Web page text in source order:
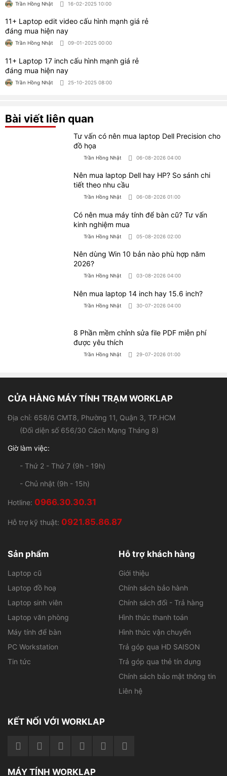
Trần Hồng Nhật 16-02-2025 10:00
11+ Laptop edit video cấu hình mạnh giá rẻ
đáng mua hiện nay
Trần Hồng Nhật 09-01-2025 00:00
11+ Laptop 17 inch cấu hình mạnh giá rẻ
đáng mua hiện nay
Trần Hồng Nhật 25-10-2025 08:00
Bài viết liên quan
Tư vấn có nên mua laptop Dell Precision cho
đồ họa
Trần Hồng Nhật 06-08-2026 04:00
Nên mua laptop Dell hay HP? So sánh chi
tiết theo nhu cầu
Trần Hồng Nhật 06-08-2026 01:00
Có nên mua máy tính để bàn cũ? Tư vấn
kinh nghiệm mua
Trần Hồng Nhật 05-08-2026 02:00
Nên dùng Win 10 bản nào phù hợp năm
2026?
Trần Hồng Nhật 03-08-2026 04:00
Nên mua laptop 14 inch hay 15.6 inch?
Trần Hồng Nhật 30-07-2026 04:00
8 Phần mềm chỉnh sửa file PDF miễn phí
được yêu thích
Trần Hồng Nhật 29-07-2026 01:00
CỬA HÀNG MÁY TÍNH TRẠM WORKLAP
Địa chỉ: 658/6 CMT8, Phường 11, Quận 3, TP.HCM
(Đối diện số 656/30 Cách Mạng Tháng 8)
Giờ làm việc:
- Thứ 2 - Thứ 7 (9h - 19h)
- Chủ nhật (9h - 15h)
Hotline: 0966.30.30.31
Hỗ trợ kỹ thuật: 0921.85.86.87
Sản phẩm
Laptop cũ
Laptop đồ hoạ
Laptop sinh viên
Laptop văn phòng
Máy tính để bàn
PC Workstation
Tin tức
Hỗ trợ khách hàng
Giới thiệu
Chính sách bảo hành
Chính sách đổi - Trả hàng
Hình thức thanh toán
Hình thức vận chuyển
Trả góp qua HD SAISON
Trả góp qua thẻ tín dụng
Chính sách bảo mật thông tin
Liên hệ
KẾT NỐI VỚI WORKLAP
MÁY TÍNH WORKLAP